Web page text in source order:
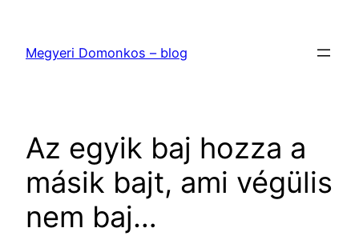
tartalomhoz
Megyeri Domonkos – blog
Az egyik baj hozza a
másik bajt, ami végülis
nem baj…